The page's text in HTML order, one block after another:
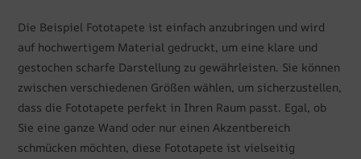
Die Beispiel Fototapete ist einfach anzubringen und wird
auf hochwertigem Material gedruckt, um eine klare und
gestochen scharfe Darstellung zu gewährleisten. Sie können
zwischen verschiedenen Größen wählen, um sicherzustellen,
dass die Fototapete perfekt in Ihren Raum passt. Egal, ob
Sie eine ganze Wand oder nur einen Akzentbereich
schmücken möchten, diese Fototapete ist vielseitig